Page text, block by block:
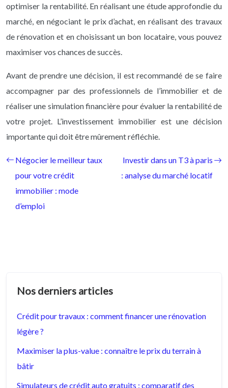
optimiser la rentabilité. En réalisant une étude approfondie du
marché, en négociant le prix d’achat, en réalisant des travaux
de rénovation et en choisissant un bon locataire, vous pouvez
maximiser vos chances de succès.
Avant de prendre une décision, il est recommandé de se faire
accompagner par des professionnels de l’immobilier et de
réaliser une simulation financière pour évaluer la rentabilité de
votre projet. L’investissement immobilier est une décision
importante qui doit être mûrement réfléchie.
Négocier le meilleur taux
pour votre crédit
immobilier : mode
d’emploi
Investir dans un T3 à paris
: analyse du marché locatif
Nos derniers articles
Crédit pour travaux : comment financer une rénovation
légère ?
Maximiser la plus-value : connaître le prix du terrain à
bâtir
Simulateurs de crédit auto gratuits : comparatif des